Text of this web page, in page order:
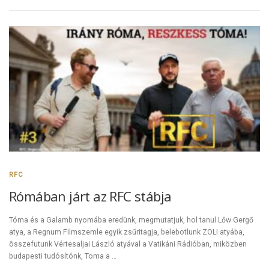
RFC
Rómában járt az RFC stábja
Tóma és a Galamb nyomába eredünk, megmutatjuk, hol tanul Lőw Gergő
atya, a Regnum Filmszemle egyik zsűritagja, belebotlunk ZOLI atyába,
összefutunk Vértesaljai László atyával a Vatikáni Rádióban, miközben
budapesti tudósítónk, Toma a …